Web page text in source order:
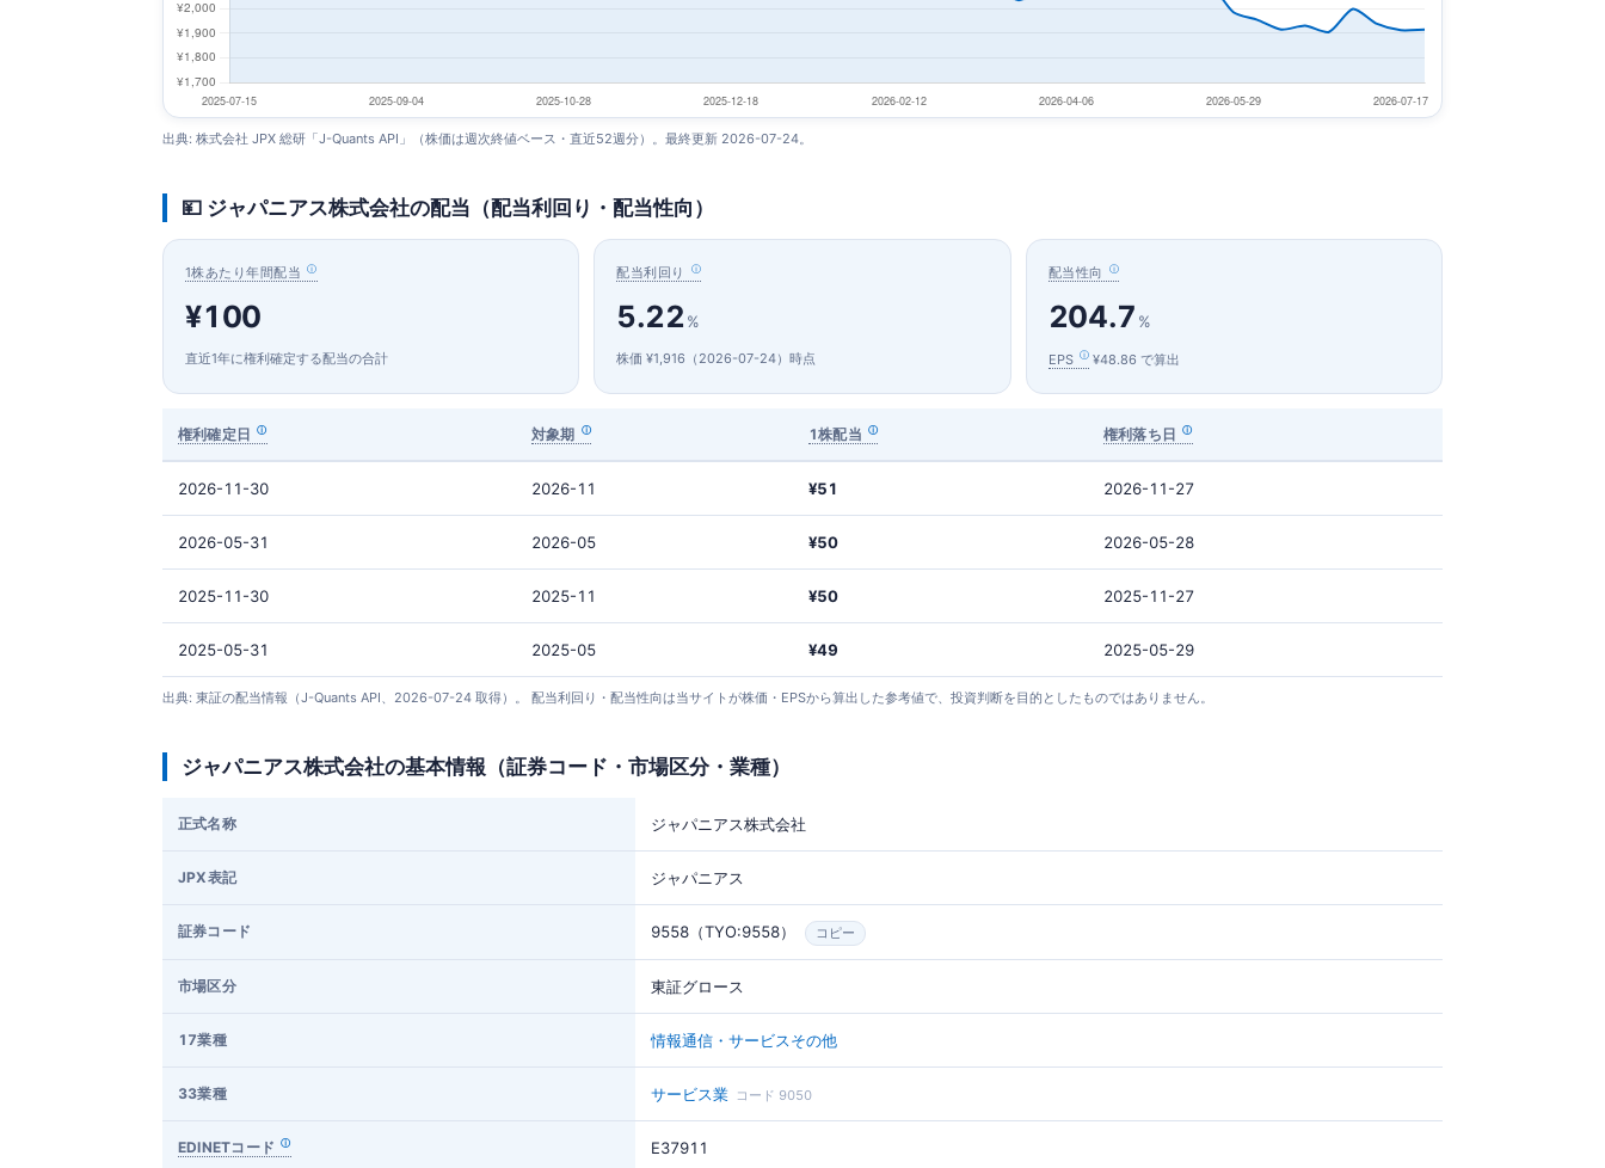
出典: 株式会社 JPX 総研「J-Quants API」（株価は週次終値ベース・直近52週分）。最終更新 2026-07-24。
💴 ジャパニアス株式会社の配当（配当利回り・配当性向）
1株あたり年間配当
¥100
直近1年に権利確定する配当の合計
配当利回り
5.22 %
株価 ¥1,916（2026-07-24）時点
配当性向
204.7 %
EPS ¥48.86 で算出
権利確定日 対象期 1株配当 権利落ち日
2026-11-30 2026-11 ¥51 2026-11-27
2026-05-31 2026-05 ¥50 2026-05-28
2025-11-30 2025-11 ¥50 2025-11-27
2025-05-31 2025-05 ¥49 2025-05-29
出典: 東証の配当情報（J-Quants API、2026-07-24 取得）。 配当利回り・配当性向は当サイトが株価・EPSから算出した参考値で、投資判断を目的としたものではありません。
ジャパニアス株式会社の基本情報（証券コード・市場区分・業種）
正式名称 ジャパニアス株式会社
JPX表記 ジャパニアス
証券コード 9558（TYO:9558） コピー
市場区分 東証グロース
17業種 情報通信・サービスその他
33業種 サービス業 コード 9050
EDINETコード E37911